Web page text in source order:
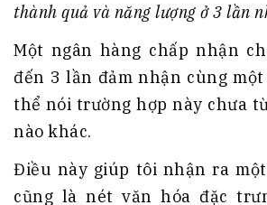
thành quả và năng lượng ở 3 lần
Một ngân hàng chấp nhận
đến 3 lần đảm nhận cùng
thể nói trường hợp này chưa
nào khác.
Điều này giúp tôi nhận ra
cũng là nét văn hóa đặc